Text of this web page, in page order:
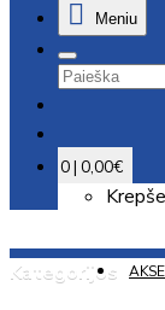
Meniu
0 | 0,00€
Kategorijos